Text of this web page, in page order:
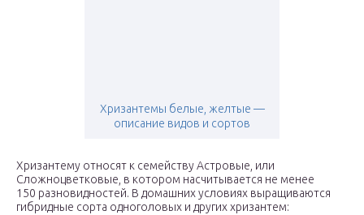
Хризантемы белые, желтые —
описание видов и сортов
Хризантему относят к семейству Астровые, или
Сложноцветковые, в котором насчитывается не менее
150 разновидностей. В домашних условиях выращиваются
гибридные сорта одноголовых и других хризантем: